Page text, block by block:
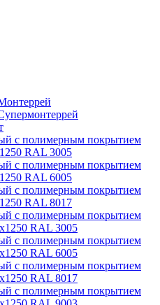
с полимерным покрытием
RAL 3005
с полимерным покрытием
RAL 6005
с полимерным покрытием
RAL 8017
с полимерным покрытием
RAL 3005
с полимерным покрытием
RAL 6005
с полимерным покрытием
RAL 8017
с полимерным покрытием